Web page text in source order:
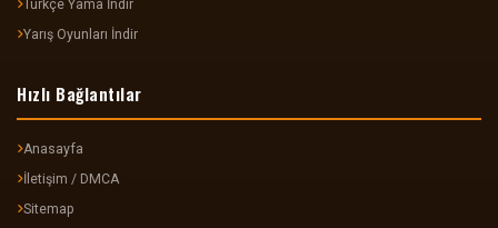
Türkçe Yama İndir
Yarış Oyunları İndir
Hızlı Bağlantılar
Anasayfa
İletişim / DMCA
Sitemap